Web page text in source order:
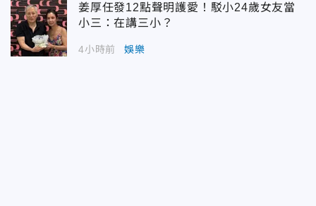
姜厚任發12點聲明護愛！駁小24歲女友當
小三：在講三小？
4小時前 娛樂